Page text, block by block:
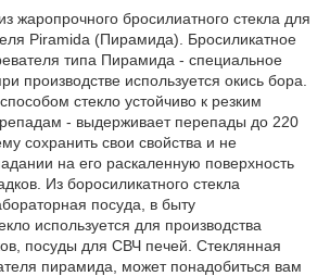
жаропрочного бросилиатного стекла для
Piramida (Пирамида). Бросиликатное
типа Пирамида - специальное
производстве используется окись бора.
стекло устойчиво к резким
- выдерживает перепады до 220
сохранить свои свойства и не
на его раскаленную поверхность
Из боросиликатного стекла
посуда, в быту
используется для производства
посуды для СВЧ печей. Стеклянная
пирамида, может понадобиться вам